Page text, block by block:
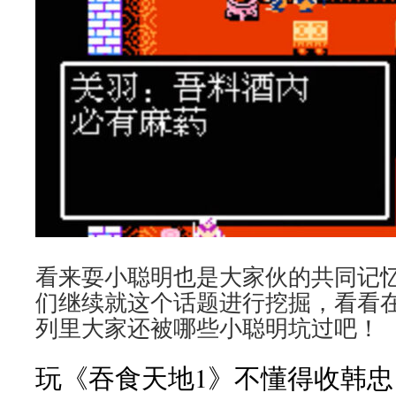
看来耍小聪明也是大家伙的共同记
们继续就这个话题进行挖掘，看看
列里大家还被哪些小聪明坑过吧！
玩《吞食天地1》不懂得收韩忠